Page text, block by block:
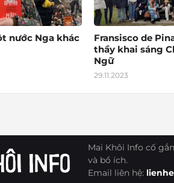
nước Nga khác
Fransisco de
thầy khai sáng
Ngữ
29.11.2023
Mai Khôi Info cố
và bổ ích.
Email liên hệ: